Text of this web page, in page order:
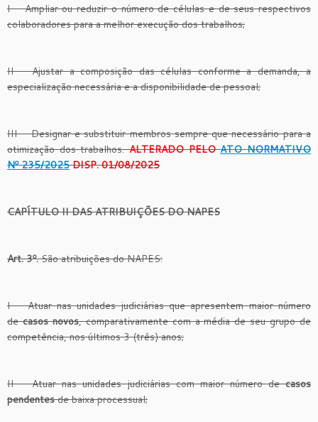
I – Ampliar ou reduzir o número de células e de seus respectivos
colaboradores para a melhor execução dos trabalhos;
II – Ajustar a composição das células conforme a demanda, a
especialização necessária e a disponibilidade de pessoal;
III – Designar e substituir membros sempre que necessário para a
otimização dos trabalhos.ALTERADO PELOATO NORMATIVO
Nº 235/2025DISP. 01/08/2025
CAPÍTULO II DAS ATRIBUIÇÕES DO NAPES
Art. 3º.São atribuições do NAPES:
I — Atuar nas unidades judiciárias que apresentem maior número
decasos novos, comparativamente com a média de seu grupo de
competência, nos últimos 3 (três) anos;
II — Atuar nas unidades judiciárias com maior número decasos
pendentesde baixa processual;